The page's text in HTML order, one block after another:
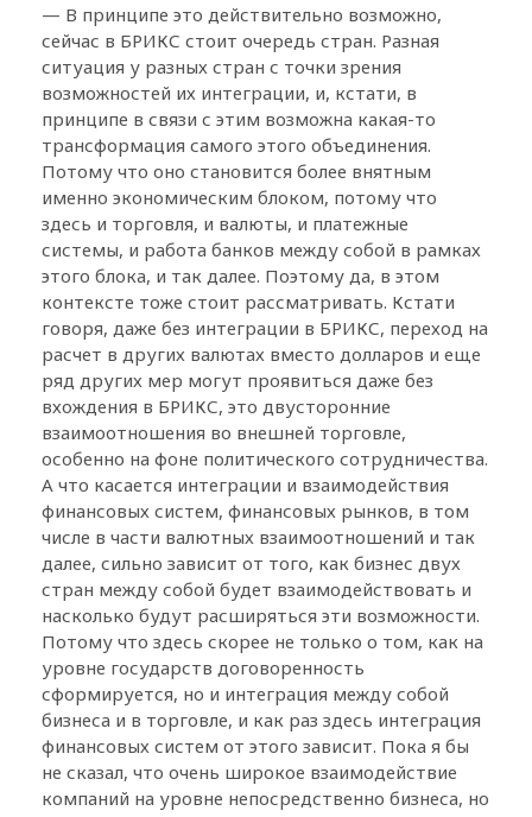
— В принципе это действительно возможно,
сейчас в БРИКС стоит очередь стран. Разная
ситуация у разных стран с точки зрения
возможностей их интеграции, и, кстати, в
принципе в связи с этим возможна какая-то
трансформация самого этого объединения.
Потому что оно становится более внятным
именно экономическим блоком, потому что
здесь и торговля, и валюты, и платежные
системы, и работа банков между собой в рамках
этого блока, и так далее. Поэтому да, в этом
контексте тоже стоит рассматривать. Кстати
говоря, даже без интеграции в БРИКС, переход на
расчет в других валютах вместо долларов и еще
ряд других мер могут проявиться даже без
вхождения в БРИКС, это двусторонние
взаимоотношения во внешней торговле,
особенно на фоне политического сотрудничества.
А что касается интеграции и взаимодействия
финансовых систем, финансовых рынков, в том
числе в части валютных взаимоотношений и так
далее, сильно зависит от того, как бизнес двух
стран между собой будет взаимодействовать и
насколько будут расширяться эти возможности.
Потому что здесь скорее не только о том, как на
уровне государств договоренность
сформируется, но и интеграция между собой
бизнеса и в торговле, и как раз здесь интеграция
финансовых систем от этого зависит. Пока я бы
не сказал, что очень широкое взаимодействие
компаний на уровне непосредственно бизнеса, но